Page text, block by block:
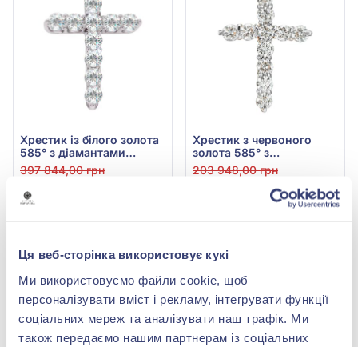
Ця веб-сторінка використовує кукі
Ми використовуємо файли cookie, щоб
персоналізувати вміст і рекламу, інтегрувати функції
соціальних мереж та аналізувати наш трафік. Ми
також передаємо нашим партнерам із соціальних
Хрестик із білого золота
585° з діамантами
2,035ct, арт. 46б
397 844,00 грн
198 922,00 грн
Хрестик з червоного
золота 585° з
діамантами 1,11ct, арт. 45
203 948,00 грн
101 974,00 грн
-50% -50%